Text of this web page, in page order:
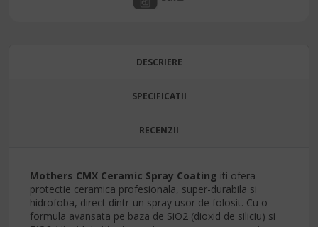
DESCRIERE
SPECIFICATII
RECENZII
Mothers CMX Ceramic Spray Coating iti ofera
protectie ceramica profesionala, super-durabila si
hidrofoba, direct dintr-un spray usor de folosit. Cu o
formula avansata pe baza de SiO2 (dioxid de siliciu) si